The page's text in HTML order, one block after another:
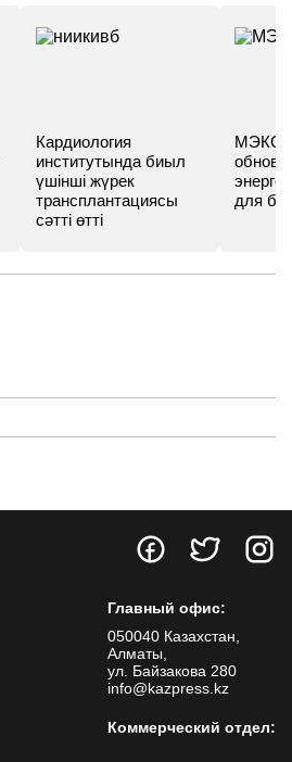
Кардиология
институтында биыл
үшінші жүрек
трансплантациясы
сәтті өтті
МЭКС -
для
Главный офис:
050040 Казахстан,
Алматы,
ул. Байзакова 280
info@kazpress.kz
Коммерческий отдел: